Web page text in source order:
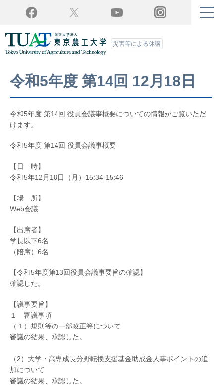
Facebook YouTube Instagram
災害等による休講
令和5年度 第14回 12月18日
令和5年度 第14回 役員会議事概要についての情報がご覧いただ
けます。
令和5年度 第14回 役員会議事概要
【日 時】
令和5年12月18日（月）15:34-15:46
【場 所】
Web会議
【出席者】
学長以下6名
（陪席）6名
【令和5年度第13回役員会議事要旨の確認】
確認した。
【議事要旨】
１ 審議事項
（１）規則等の一部改正等について
審議の結果、承認した。
（2）大学・高専成長分野転換支援基金助成金人事ポイントの追
加について
審議の結果、承認した。